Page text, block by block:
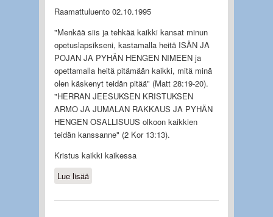
Raamattuluento 02.10.1995
"Menkää siis ja tehkää kaikki kansat minun
opetuslapsikseni, kastamalla heitä ISÄN JA
POJAN JA PYHÄN HENGEN NIMEEN ja
opettamalla heitä pitämään kaikki, mitä minä
olen käskenyt teidän pitää" (Matt 28:19-20).
"HERRAN JEESUKSEN KRISTUKSEN
ARMO JA JUMALAN RAKKAUS JA PYHÄN
HENGEN OSALLISUUS olkoon kaikkien
teidän kanssanne" (2 Kor 13:13).
Kristus kaikki kaikessa
Lue lisääabout Uskon Pyhään Henkeen